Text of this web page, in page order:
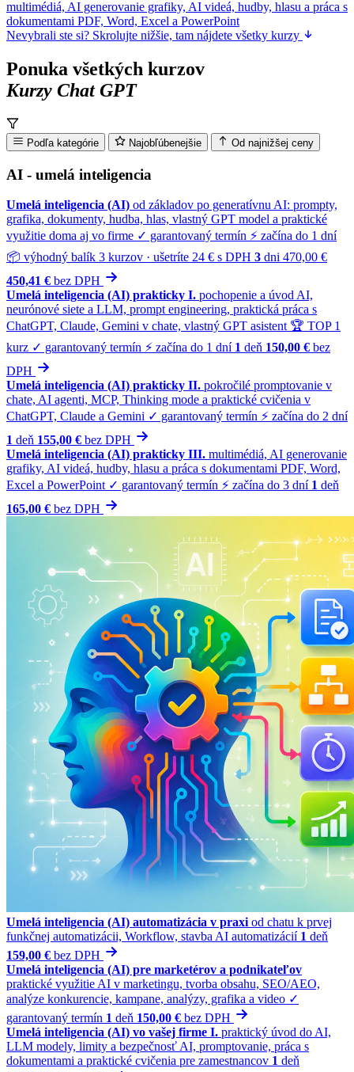
multimédiá, AI generovanie grafiky, AI videá, hudby, hlasu a práca s
dokumentami PDF, Word, Excel a PowerPoint
Nevybrali ste si? Skrolujte nižšie, tam nájdete všetky kurzy
Ponuka všetkých kurzov
Kurzy Chat GPT
Podľa kategórie Najobľúbenejšie Od najnižšej ceny
AI - umelá inteligencia
Umelá inteligencia (AI) od základov po generatívnu AI: prompty,
grafika, dokumenty, hudba, hlas, vlastný GPT model a praktické
využitie doma aj vo firme ✓ garantovaný termín ⚡ začína do 1 dní
📦 výhodný balík 3 kurzov · ušetríte 24 € s DPH 3 dni 470,00 €
450,41 € bez DPH
Umelá inteligencia (AI) prakticky I. pochopenie a úvod AI,
neurónové siete a LLM, prompt engineering, praktická práca s
ChatGPT, Claude, Gemini v chate, vlastný GPT asistent 🏆 TOP 1
kurz ✓ garantovaný termín ⚡ začína do 1 dní 1 deň 150,00 € bez
DPH
Umelá inteligencia (AI) prakticky II. pokročilé promptovanie v
chate, AI agenti, MCP, Thinking mode a praktické cvičenia v
ChatGPT, Claude a Gemini ✓ garantovaný termín ⚡ začína do 2 dní
1 deň 155,00 € bez DPH
Umelá inteligencia (AI) prakticky III. multimédiá, AI generovanie
grafiky, AI videá, hudby, hlasu a práca s dokumentami PDF, Word,
Excel a PowerPoint ✓ garantovaný termín ⚡ začína do 3 dní 1 deň
165,00 € bez DPH
Umelá inteligencia (AI) automatizácia v praxi od chatu k prvej
funkčnej automatizácii, Workflow, stavba AI automatizácií 1 deň
159,00 € bez DPH
Umelá inteligencia (AI) pre marketérov a podnikateľov
praktické využitie AI v marketingu, tvorba obsahu, SEO/AEO,
analýze konkurencie, kampane, analýzy, grafika a video ✓
garantovaný termín 1 deň 150,00 € bez DPH
Umelá inteligencia (AI) vo vašej firme I. praktický úvod do AI,
LLM modely, limity a bezpečnosť AI, promptovanie, práca s
dokumentami a praktické cvičenia pre zamestnancov 1 deň